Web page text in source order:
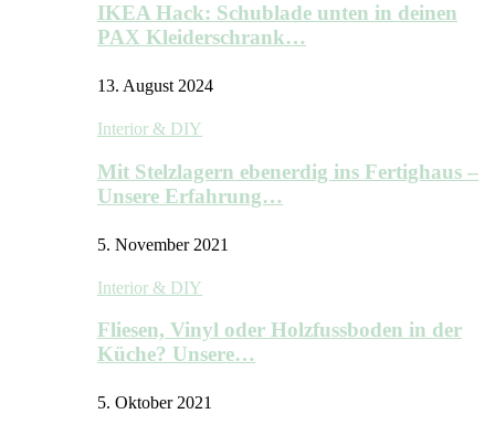
IKEA Hack: Schublade unten in deinen
PAX Kleiderschrank…
13. August 2024
Interior & DIY
Mit Stelzlagern ebenerdig ins Fertighaus –
Unsere Erfahrung…
5. November 2021
Interior & DIY
Fliesen, Vinyl oder Holzfussboden in der
Küche? Unsere…
5. Oktober 2021